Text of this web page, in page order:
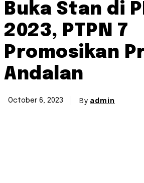
Buka Stan di
2023, PTPN 7
Promosikan
Andalan
October 6, 2023 By admin